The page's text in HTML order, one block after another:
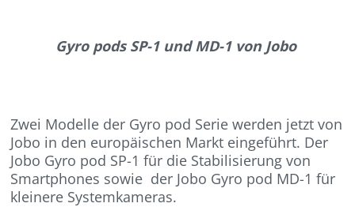
Gyro pods SP-1 und MD-1 von Jobo
Zwei Modelle der Gyro pod Serie werden jetzt von
Jobo in den europäischen Markt eingeführt. Der
Jobo Gyro pod SP-1 für die Stabilisierung von
Smartphones sowie der Jobo Gyro pod MD-1 für
kleinere Systemkameras.